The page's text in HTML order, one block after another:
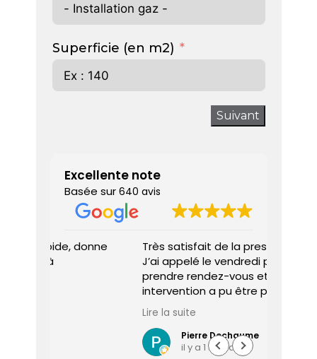
Superficie (en m2)
Suivant
Excellente note
Basée sur 640 avis
Très satisfait de la prestation.
J’ai appelé le vendredi pour
prendre rendez-vous et une
intervention a pu être programmée
dès le lundi matin.
Le diagnostiqueur est arrivé à
l’heure, a été très professionnel,
efficace et a pris le temps de
Pierre Dechaume
il y a 1 semaine